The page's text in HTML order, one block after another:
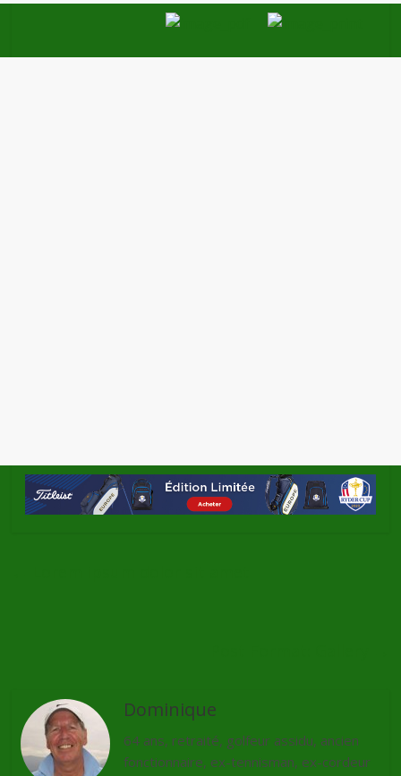
Dominique
64 ans, retraité, golfeur assidu, ancien
fonctionnaire, ex-tennisman, ex-cordeur